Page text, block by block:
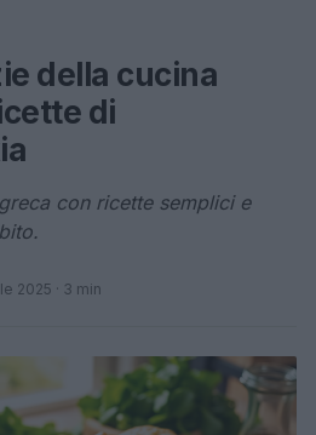
della cucina
di
con ricette semplici e
2025 · 3 min